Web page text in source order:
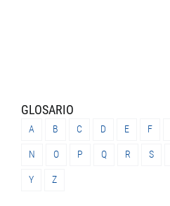
GLOSARIO
A B C D E F
N O P Q R S
Y Z